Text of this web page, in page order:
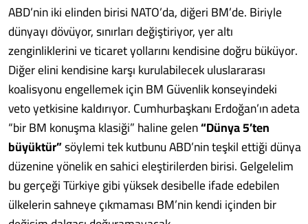
ABD’nin iki elinden birisi NATO’da, diğeri BM’de. Biriyle
dünyayı dövüyor, sınırları değiştiriyor, yer altı
zenginliklerini ve ticaret yollarını kendisine doğru büküyor.
Diğer elini kendisine karşı kurulabilecek uluslararası
koalisyonu engellemek için BM Güvenlik konseyindeki
veto yetkisine kaldırıyor. Cumhurbaşkanı Erdoğan’ın adeta
“bir BM konuşma klasiği” haline gelen“Dünya 5’ten
büyüktür”söylemi tek kutbunu ABD’nin teşkil ettiği dünya
düzenine yönelik en sahici eleştirilerden birisi. Gelgelelim
bu gerçeği Türkiye gibi yüksek desibelle ifade edebilen
ülkelerin sahneye çıkmaması BM’nin kendi içinden bir